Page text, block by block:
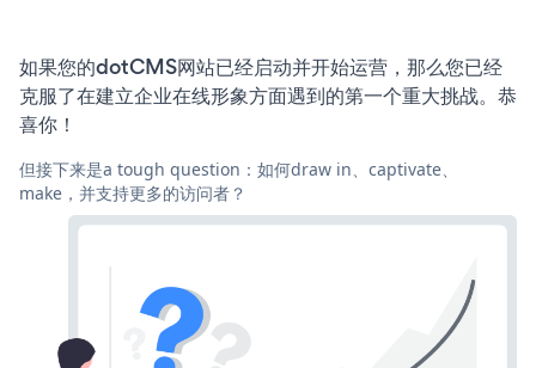
如果您的dotCMS网站已经启动并开始运营，那么您已经
克服了在建立企业在线形象方面遇到的第一个重大挑战。恭
喜你！
但接下来是a tough question：如何draw in、captivate、
make，并支持更多的访问者？